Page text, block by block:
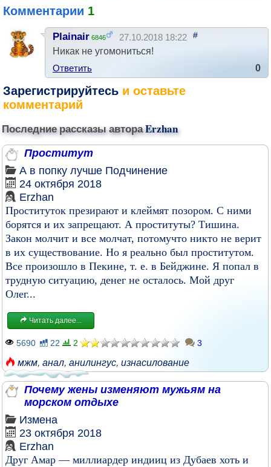
Комментарии 1
Plainair 6846 27.10.2018 18:22 #
Никак не угомониться!
Ответить
0
Зарегистрируйтесь и оставьте
комментарий
Последние рассказы автораErzhan
Проститут
А в попку лучше Подчинение
24 октября 2018
Erzhan
Проституток презирают и клеймят позором. С ними
борятся и их запрещают. А проституты? Тишина.
Закон молчит и все молчат, потомучто никто не верит
в их существование. Но я реально был проститутом.
Все произошло в Пекине, т. е. в Бейджине. Я попал в
трудную ситуацию, денег не осталось. Мой друг
Олег...
Читать далее...
5690 22 2 3
мжм, анал, анилингус, изнасилование
Почему жены изменяют мужьям на
морском отдыхе
Измена
23 октября 2018
Erzhan
Друг Амар — миллиардер индииц из Дубаев хоть и